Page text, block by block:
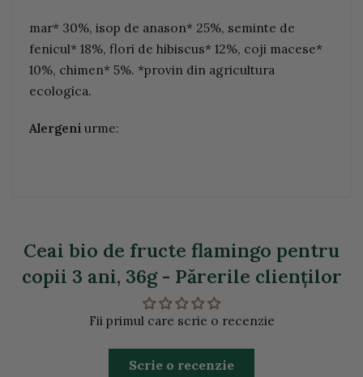
mar* 30%, isop de anason* 25%, seminte de
fenicul* 18%, flori de hibiscus* 12%, coji macese*
10%, chimen* 5%. *provin din agricultura
ecologica.
Alergeni urme:
Ceai bio de fructe flamingo pentru
copii 3 ani, 36g - Părerile clienţilor
Fii primul care scrie o recenzie
Scrie o recenzie